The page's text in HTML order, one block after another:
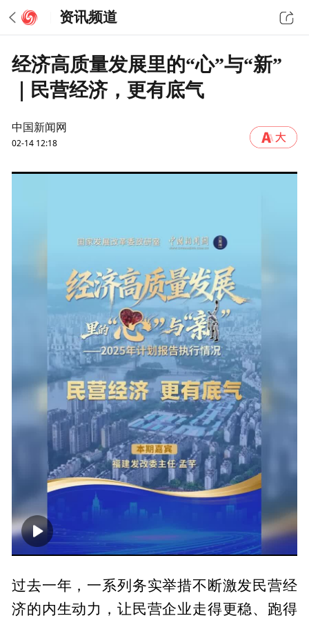
资讯频道
经济高质量发展里的“心”与“新”
｜民营经济，更有底气
中国新闻网
02-14 12:18
00:00 01:49
过去一年，一系列务实举措不断激发民营经
济的内生动力，让民营企业走得更稳、跑得